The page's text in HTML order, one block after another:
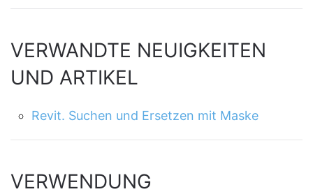
VERWANDTE NEUIGKEITEN
UND ARTIKEL
Revit. Suchen und Ersetzen mit Maske
VERWENDUNG